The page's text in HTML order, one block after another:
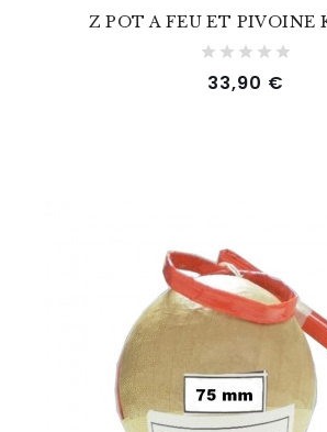
Z POT A FEU ET PIVOINE
33,90 €